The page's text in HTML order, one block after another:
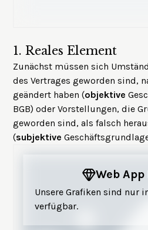
1. Reales Element
Zunächst müssen sich
des Vertrages geworden sind,
geändert haben (objektive
BGB) oder Vorstellungen, die
geworden sind, als falsch
(subjektive
Web
Unsere Grafiken sind nur
verfügbar.